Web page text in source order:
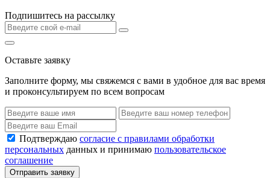
Подпишитесь на рассылку
Оставьте заявку
Заполните форму, мы свяжемся с вами в удобное для вас время
и проконсультируем по всем вопросам
Подтверждаю согласие с правилами обработки
персональных данных и принимаю пользовательское
соглашение
Отправить заявку